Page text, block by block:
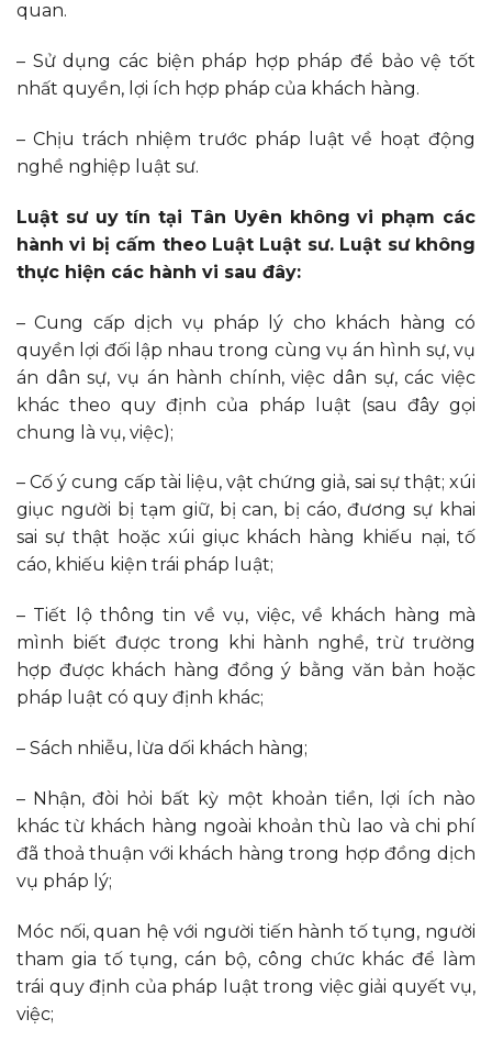
quan.
– Sử dụng các biện pháp hợp pháp để bảo vệ tốt
nhất quyền, lợi ích hợp pháp của khách hàng.
– Chịu trách nhiệm trước pháp luật về hoạt động
nghề nghiệp luật sư.
Luật sư uy tín tại Tân Uyên không vi phạm các
hành vi bị cấm theo Luật Luật sư. Luật sư không
thực hiện các hành vi sau đây:
– Cung cấp dịch vụ pháp lý cho khách hàng có
quyền lợi đối lập nhau trong cùng vụ án hình sự, vụ
án dân sự, vụ án hành chính, việc dân sự, các việc
khác theo quy định của pháp luật (sau đây gọi
chung là vụ, việc);
– Cố ý cung cấp tài liệu, vật chứng giả, sai sự thật; xúi
giục người bị tạm giữ, bị can, bị cáo, đương sự khai
sai sự thật hoặc xúi giục khách hàng khiếu nại, tố
cáo, khiếu kiện trái pháp luật;
– Tiết lộ thông tin về vụ, việc, về khách hàng mà
mình biết được trong khi hành nghề, trừ trường
hợp được khách hàng đồng ý bằng văn bản hoặc
pháp luật có quy định khác;
– Sách nhiễu, lừa dối khách hàng;
– Nhận, đòi hỏi bất kỳ một khoản tiền, lợi ích nào
khác từ khách hàng ngoài khoản thù lao và chi phí
đã thoả thuận với khách hàng trong hợp đồng dịch
vụ pháp lý;
Móc nối, quan hệ với người tiến hành tố tụng, người
tham gia tố tụng, cán bộ, công chức khác để làm
trái quy định của pháp luật trong việc giải quyết vụ,
việc;